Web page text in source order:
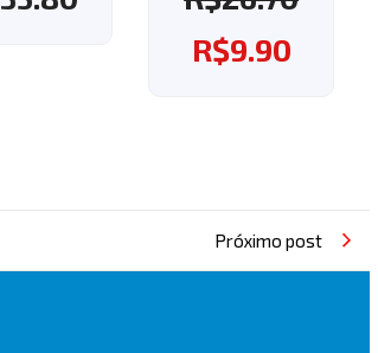
grátis!
Próximo post